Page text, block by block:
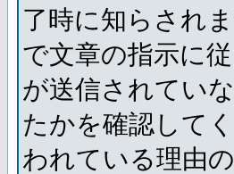
了時に知らされ
で文章の指示に
が送信されてい
たかを確認して
われている理由